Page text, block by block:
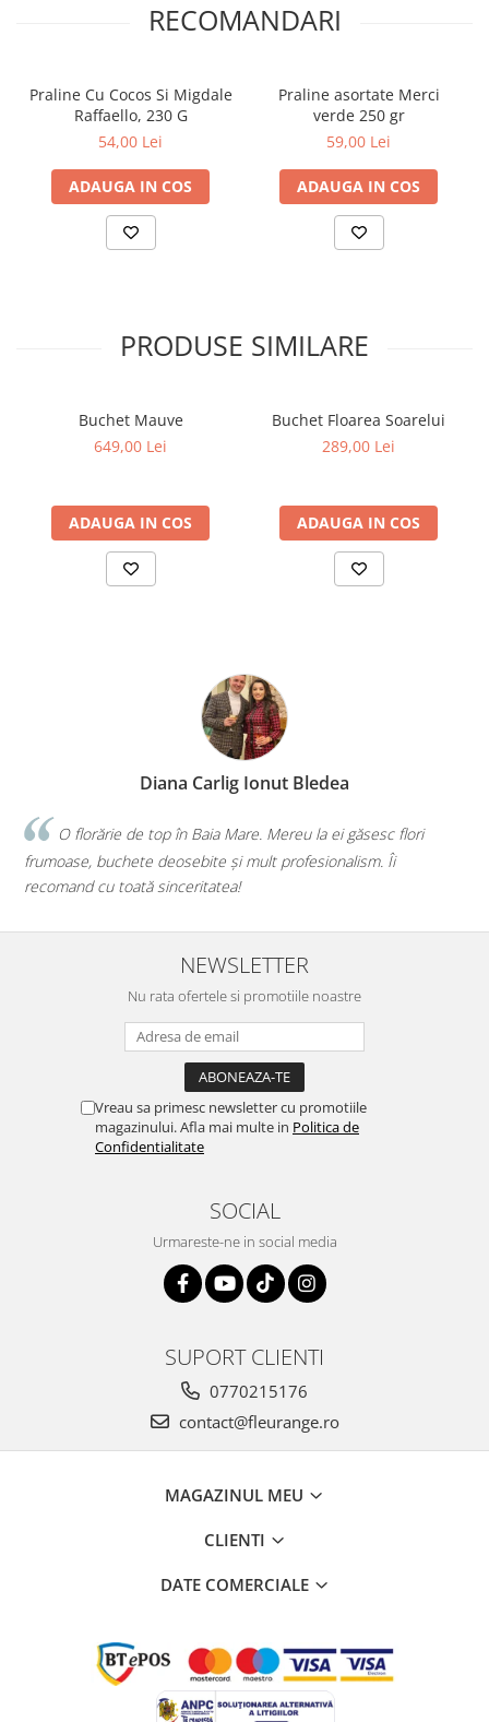
RECOMANDARI
Praline Cu Cocos Si Migdale
Raffaello, 230 G
54,00 Lei
ADAUGA IN COS
Praline asortate Merci
verde 250 gr
59,00 Lei
ADAUGA IN COS
PRODUSE SIMILARE
Buchet Mauve
649,00 Lei
ADAUGA IN COS
Buchet Floarea Soarelui
289,00 Lei
ADAUGA IN COS
flori
Diana Illés
Faceți o treabă minunată! Orice buchet sau
iau de la voi, iar de fiecare dată mi-ați confirmat că am
mai bună alegere!💕
NEWSLETTER
Nu rata ofertele si promotiile noastre
Vreau sa primesc newsletter cu promotiile
magazinului. Afla mai multe in Politica de
Confidentialitate
SOCIAL
Urmareste-ne in social media
SUPORT CLIENTI
0770215176
contact@fleurange.ro
MAGAZINUL MEU
CLIENTI
DATE COMERCIALE